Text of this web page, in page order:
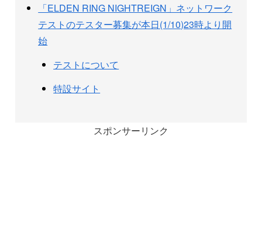
「ELDEN RING NIGHTREIGN」ネットワーク
テストのテスター募集が本日(1/10)23時より開
始
テストについて
特設サイト
スポンサーリンク